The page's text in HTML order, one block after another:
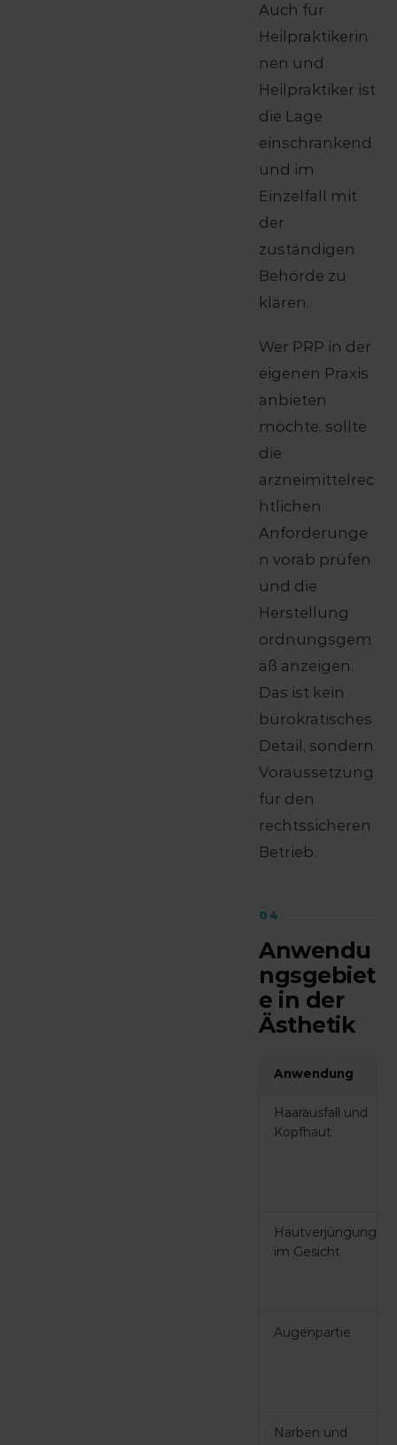
Auch für
Heilpraktikerin
nen und
Heilpraktiker ist
die Lage
einschränkend
und im
Einzelfall mit
der
zuständigen
Behörde zu
klären.
Wer PRP in der
eigenen Praxis
anbieten
möchte, sollte
die
arzneimittelrec
htlichen
Anforderunge
n vorab prüfen
und die
Herstellung
ordnungsgem
äß anzeigen.
Das ist kein
bürokratisches
Detail, sondern
Voraussetzung
für den
rechtssicheren
Betrieb.
04
Anwendu
ngsgebiet
e in der
Ästhetik
Anwendung
Haarausfall und
Kopfhaut
Hautverjüngung
im Gesicht
Augenpartie
Narben und